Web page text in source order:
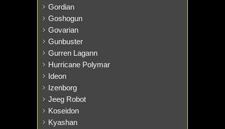
Gordian
Goshogun
Govarian
Gunbuster
Gurren Lagann
Hurricane Polymar
Ideon
Izenborg
Jeeg Robot
Koseidon
Kyashan